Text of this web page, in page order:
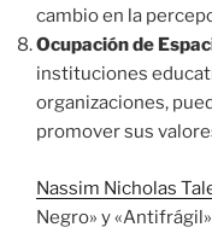
cambio en la
Ocupación de
instituciones
organizaciones,
promover sus
Nassim Nicholas
Negro» y